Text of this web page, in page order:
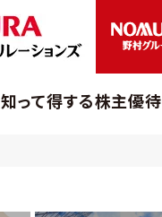
知って得する株主優待